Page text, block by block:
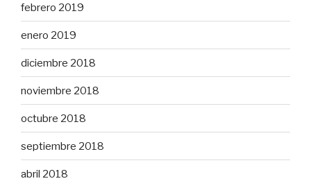
febrero 2019
enero 2019
diciembre 2018
noviembre 2018
octubre 2018
septiembre 2018
abril 2018